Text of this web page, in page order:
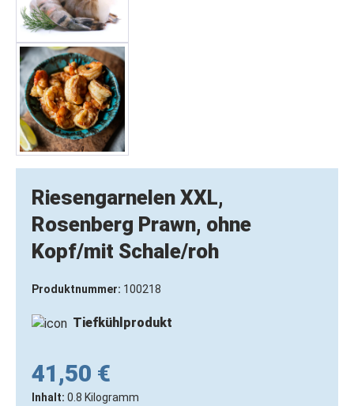
Riesengarnelen XXL,
Rosenberg Prawn, ohne
Kopf/mit Schale/roh
Produktnummer: 100218
Tiefkühlprodukt
41,50 €
Inhalt: 0.8 Kilogramm